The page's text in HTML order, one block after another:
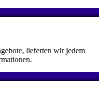
lieferten wir jedem